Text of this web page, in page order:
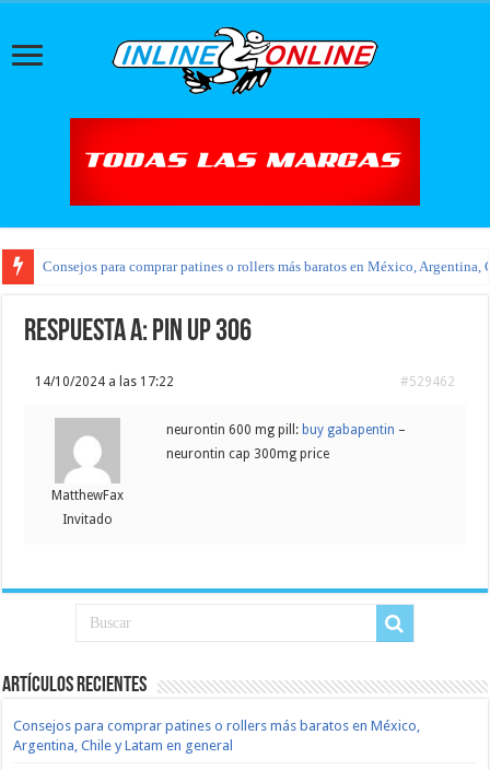
Consejos para comprar patines o rollers más baratos en México, Argentina,
Respuesta a: pin up 306
14/10/2024 a las 17:22 #529462
MatthewFax
Invitado
neurontin 600 mg pill: buy gabapentin –
neurontin cap 300mg price
Artículos recientes
Consejos para comprar patines o rollers más baratos en México,
Argentina, Chile y Latam en general